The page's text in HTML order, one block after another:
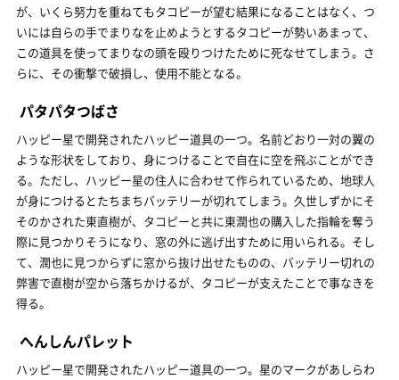
が、いくら努力を重ねてもタコピーが望む結果になることはなく、つ
いには自らの手でまりなを止めようとするタコピーが勢いあまって、
この道具を使ってまりなの頭を殴りつけたために死なせてしまう。さ
らに、その衝撃で破損し、使用不能となる。
パタパタつばさ
ハッピー星で開発されたハッピー道具の一つ。名前どおり一対の翼の
ような形状をしており、身につけることで自在に空を飛ぶことができ
る。ただし、ハッピー星の住人に合わせて作られているため、地球人
が身につけるとたちまちバッテリーが切れてしまう。久世しずかにそ
そのかされた東直樹が、タコピーと共に東潤也の購入した指輪を奪う
際に見つかりそうになり、窓の外に逃げ出すために用いられる。そし
て、潤也に見つからずに窓から抜け出せたものの、バッテリー切れの
弊害で直樹が空から落ちかけるが、タコピーが支えたことで事なきを
得る。
へんしんパレット
ハッピー星で開発されたハッピー道具の一つ。星のマークがあしらわ